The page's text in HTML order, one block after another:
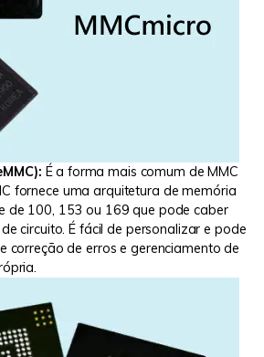
É a forma mais comum de MMC
fornece uma arquitetura de memória
de 100, 153 ou 169 que pode caber
circuito. É fácil de personalizar e pode
correção de erros e gerenciamento de